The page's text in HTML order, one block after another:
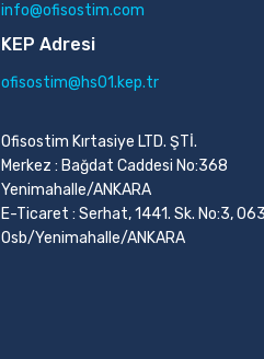
info@ofisostim.com
KEP Adresi
ofisostim@hs01.kep.tr
Ofisostim Kırtasiye LTD. ŞTİ.
Merkez : Bağdat Caddesi No:368
Yenimahalle/ANKARA
E-Ticaret : Serhat, 1441. Sk. No:3,
Osb/Yenimahalle/ANKARA